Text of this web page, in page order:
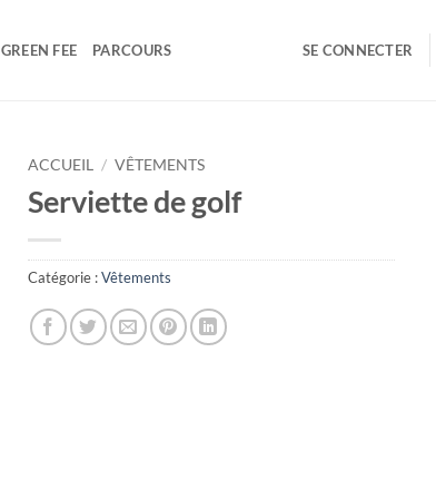
GREEN FEE PARCOURS SE CONNECTER
ACCUEIL / VÊTEMENTS
Serviette de golf
Catégorie :Vêtements